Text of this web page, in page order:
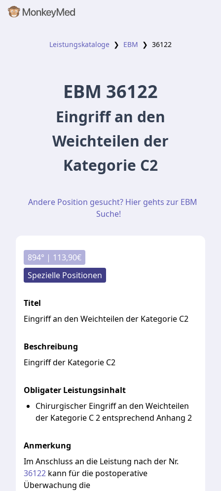
Leistungskataloge ❯ EBM ❯ 36122
EBM 36122
Eingriff an den
Weichteilen der
Kategorie C2
Andere Position gesucht? Hier gehts zur EBM
Suche!
894° | 113,90€
Spezielle Positionen
Titel
Eingriff an den Weichteilen der Kategorie C2
Beschreibung
Eingriffder Kategorie C2
Obligater Leistungsinhalt
Chirurgischer Eingriff an den Weichteilen
der Kategorie C 2 entsprechend Anhang 2
Anmerkung
Im Anschluss an die Leistung nach der Nr.
36122 kann fürdie postoperative
Überwachung die